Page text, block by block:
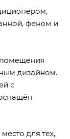
феном и
помещения
дизайном.
с
для тех,